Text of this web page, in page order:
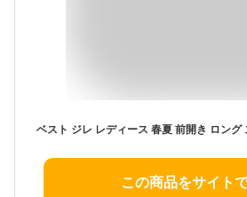
この商品をサイト